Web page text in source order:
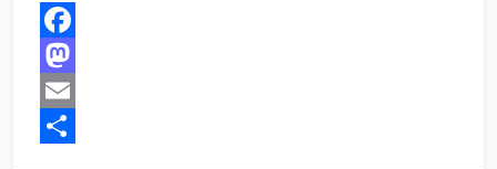
Facebook
Mastodon
Email